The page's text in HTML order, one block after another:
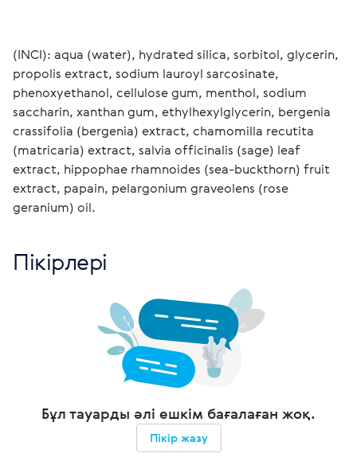
(INCI): aqua (water), hydrated silica, sorbitol, glycerin,
propolis extract, sodium lauroyl sarcosinate,
phenoxyethanol, cellulose gum, menthol, sodium
saccharin, xanthan gum, ethylhexylglycerin, bergenia
crassifolia (bergenia) extract, chamomilla recutita
(matricaria) extract, salvia officinalis (sage) leaf
extract, hippophae rhamnoides (sea-buckthorn) fruit
extract, papain, pelargonium graveolens (rose
geranium) oil.
Пікірлері
Бұл тауарды әлі ешкім бағалаған жоқ.
Пікір жазу